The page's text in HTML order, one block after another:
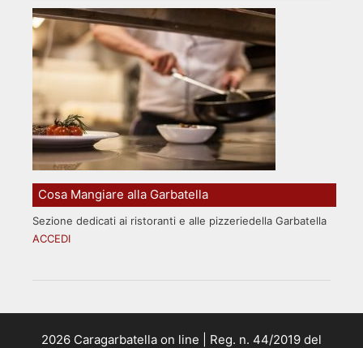
Cosa Mangiare alla Garbatella
Sezione dedicati ai ristoranti e alle pizzeriedella Garbatella
ACCEDI
2026 Caragarbatella on line | Reg. n. 44/2019 del